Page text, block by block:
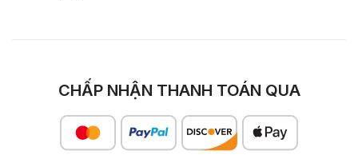
CHẤP NHẬN THANH TOÁN QUA